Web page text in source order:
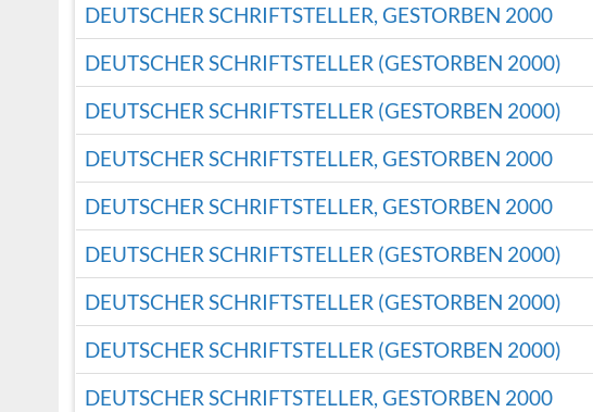
DEUTSCHER SCHRIFTSTELLER, GESTORBEN 2000
DEUTSCHER SCHRIFTSTELLER (GESTORBEN 2000)
DEUTSCHER SCHRIFTSTELLER (GESTORBEN 2000)
DEUTSCHER SCHRIFTSTELLER, GESTORBEN 2000
DEUTSCHER SCHRIFTSTELLER, GESTORBEN 2000
DEUTSCHER SCHRIFTSTELLER (GESTORBEN 2000)
DEUTSCHER SCHRIFTSTELLER (GESTORBEN 2000)
DEUTSCHER SCHRIFTSTELLER (GESTORBEN 2000)
DEUTSCHER SCHRIFTSTELLER, GESTORBEN 2000